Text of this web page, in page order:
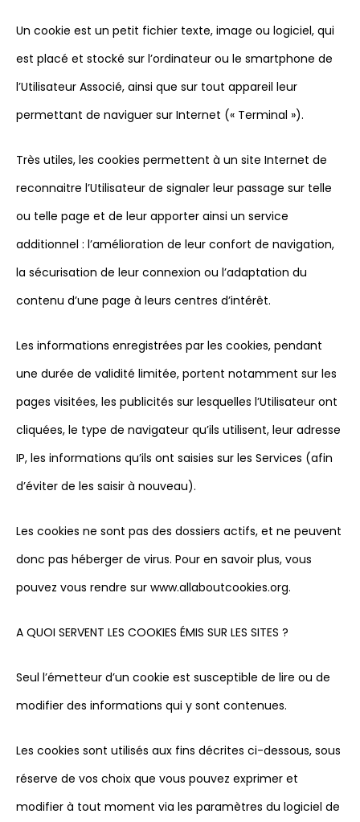
Un cookie est un petit fichier texte, image ou logiciel, qui
est placé et stocké sur l’ordinateur ou le smartphone de
l’Utilisateur Associé, ainsi que sur tout appareil leur
permettant de naviguer sur Internet (« Terminal »).
Très utiles, les cookies permettent à un site Internet de
reconnaitre l’Utilisateur de signaler leur passage sur telle
ou telle page et de leur apporter ainsi un service
additionnel : l’amélioration de leur confort de navigation,
la sécurisation de leur connexion ou l’adaptation du
contenu d’une page à leurs centres d’intérêt.
Les informations enregistrées par les cookies, pendant
une durée de validité limitée, portent notamment sur les
pages visitées, les publicités sur lesquelles l’Utilisateur ont
cliquées, le type de navigateur qu’ils utilisent, leur adresse
IP, les informations qu’ils ont saisies sur les Services (afin
d’éviter de les saisir à nouveau).
Les cookies ne sont pas des dossiers actifs, et ne peuvent
donc pas héberger de virus. Pour en savoir plus, vous
pouvez vous rendre sur www.allaboutcookies.org.
A QUOI SERVENT LES COOKIES ÉMIS SUR LES SITES ?
Seul l’émetteur d’un cookie est susceptible de lire ou de
modifier des informations qui y sont contenues.
Les cookies sont utilisés aux fins décrites ci-dessous, sous
réserve de vos choix que vous pouvez exprimer et
modifier à tout moment via les paramètres du logiciel de